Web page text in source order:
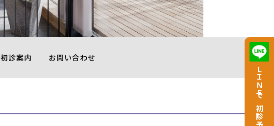
初診案内 お問い合わせ
ＬＩＮＥで